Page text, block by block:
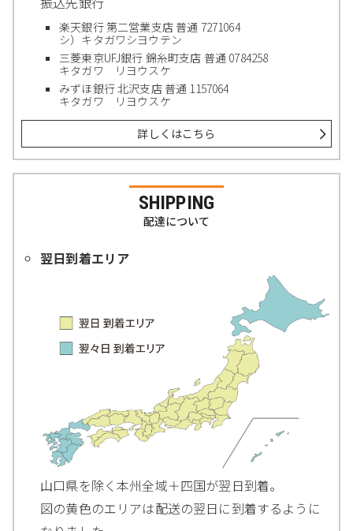
楽天銀行 第二営業支店 普通 7271064
シ）キタガワシヨウテン
三菱東京UFJ銀行 錦糸町支店 普通 0784258
キタガワ リヨウスケ
みずほ銀行 北沢支店 普通 1157064
キタガワ リヨウスケ
詳しくはこちら
SHIPPING
配達について
翌日到着エリア
山口県を除く本州全域＋四国が翌日到着。
図の黄色のエリアは配送の翌日に到着するように